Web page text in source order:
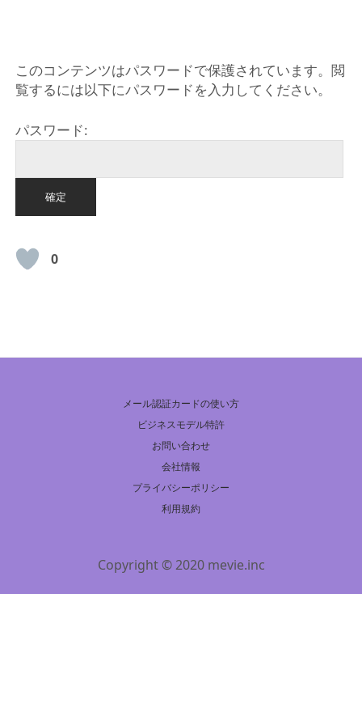
このコンテンツはパスワードで保護されています。閲
覧するには以下にパスワードを入力してください。
パスワード:
0
メール認証カードの使い方
ビジネスモデル特許
お問い合わせ
会社情報
プライバシーポリシー
利用規約
Copyright © 2020 mevie.inc